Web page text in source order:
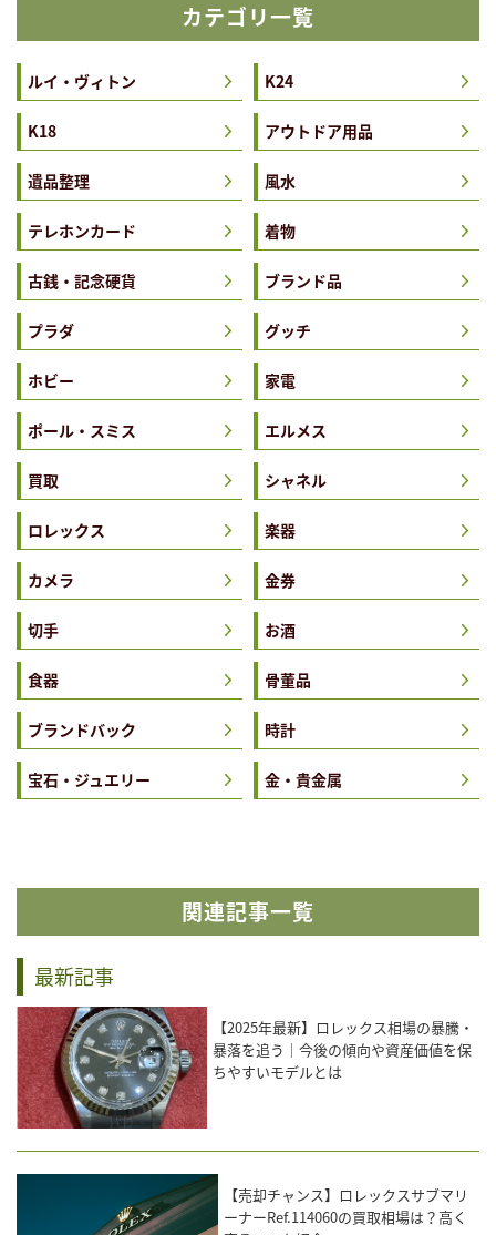
カテゴリ一覧
ルイ・ヴィトン K24
K18 アウトドア用品
遺品整理 風水
テレホンカード 着物
古銭・記念硬貨 ブランド品
プラダ グッチ
ホビー 家電
ポール・スミス エルメス
買取 シャネル
ロレックス 楽器
カメラ 金券
切手 お酒
食器 骨董品
ブランドバック 時計
宝石・ジュエリー 金・貴金属
関連記事一覧
最新記事
【2025年最新】ロレックス相場の暴騰・
暴落を追う｜今後の傾向や資産価値を保
ちやすいモデルとは
【売却チャンス】ロレックスサブマリ
ーナーRef.114060の買取相場は？高く